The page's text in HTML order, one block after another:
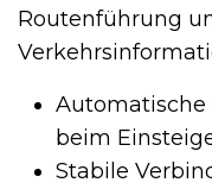
Routenführung
beim
Stabile